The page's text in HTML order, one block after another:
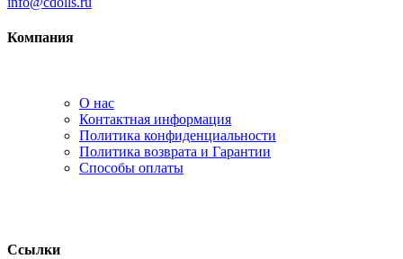
Компания
О нас
Контактная информация
Политика конфиденциальности
Политика возврата и Гарантии
Способы оплаты
Ссылки